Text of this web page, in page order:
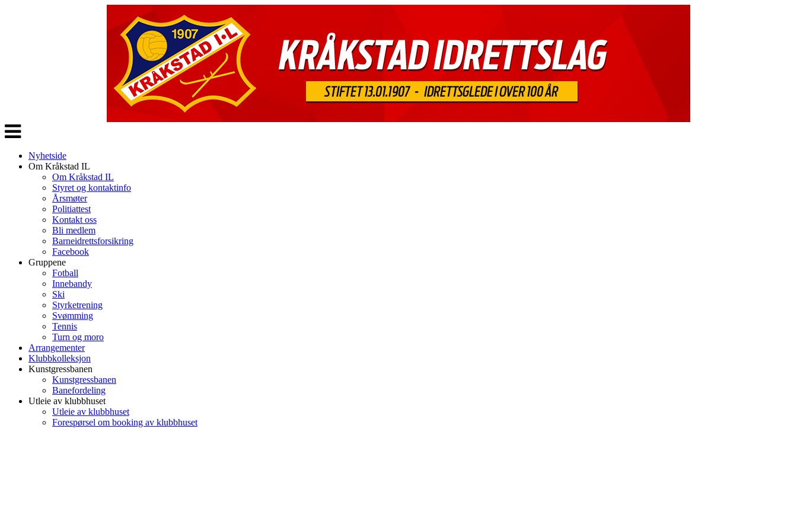
Veksle
navigasjon
Nyhetside
Om Kråkstad IL
Om Kråkstad IL
Styret og kontaktinfo
Årsmøter
Politiattest
Kontakt oss
Bli medlem
Barneidrettsforsikring
Facebook
Gruppene
Fotball
Innebandy
Ski
Styrketrening
Svømming
Tennis
Turn og moro
Arrangementer
Klubbkolleksjon
Kunstgressbanen
Kunstgressbanen
Banefordeling
Utleie av klubbhuset
Utleie av klubbhuset
Forespørsel om booking av klubbhuset